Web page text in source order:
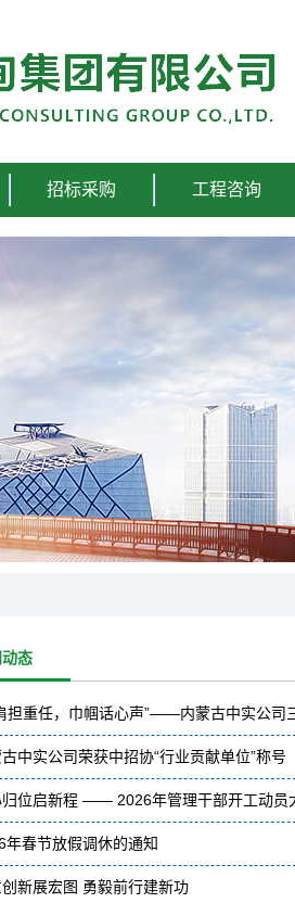
招标采购 工程咨询
态
担重任，巾帼话心声”——内蒙古中实公司
中实公司荣获中招协“行业贡献单位”称号
归位启新程 —— 2026年管理干部开工动员
年春节放假调休的通知
新展宏图 勇毅前行建新功